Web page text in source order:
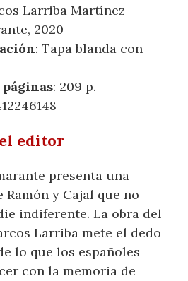
Larriba Martínez
2020
: Tapa blanda con
: 209 p.
editor
presenta una
y Cajal que no
indiferente. La obra del
Larriba mete el dedo
lo que los españoles
con la memoria de